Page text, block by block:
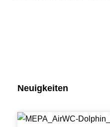
Neuigkeiten